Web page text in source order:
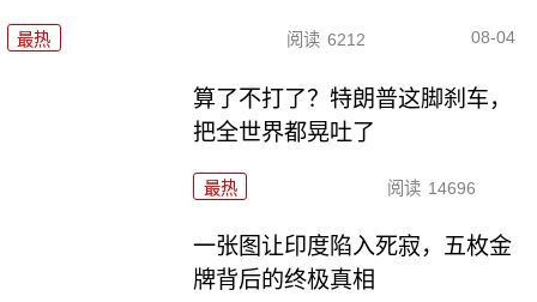
最热 阅读 6212 08-04
算了不打了？特朗普这脚刹车，
把全世界都晃吐了
最热 阅读 14696
一张图让印度陷入死寂，五枚金
牌背后的终极真相